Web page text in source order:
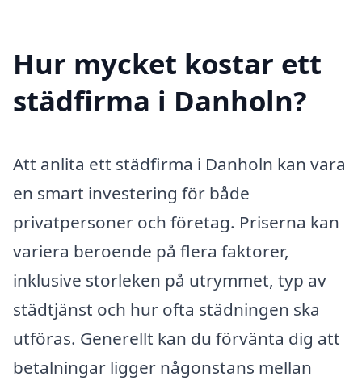
Hur mycket kostar ett
städfirma i Danholn?
Att anlita ett städfirma i Danholn kan vara
en smart investering för både
privatpersoner och företag. Priserna kan
variera beroende på flera faktorer,
inklusive storleken på utrymmet, typ av
städtjänst och hur ofta städningen ska
utföras. Generellt kan du förvänta dig att
betalningar ligger någonstans mellan